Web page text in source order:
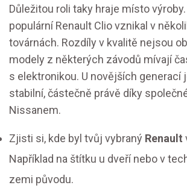
Důležitou roli taky hraje místo
populární Renault Clio vznikal v
továrnách. Rozdíly v kvalitě nejsou
modely z některých závodů mívají
s elektronikou. U novějších generací
stabilní, částečně právě díky
Nissanem.
Zjisti si, kde byl tvůj vybraný Renault
Například na štítku u dveří nebo v
zemi původu.